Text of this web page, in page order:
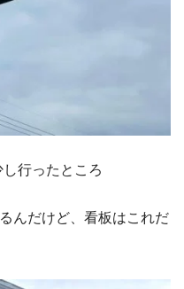
行ったところ
んだけど、看板はこれだ